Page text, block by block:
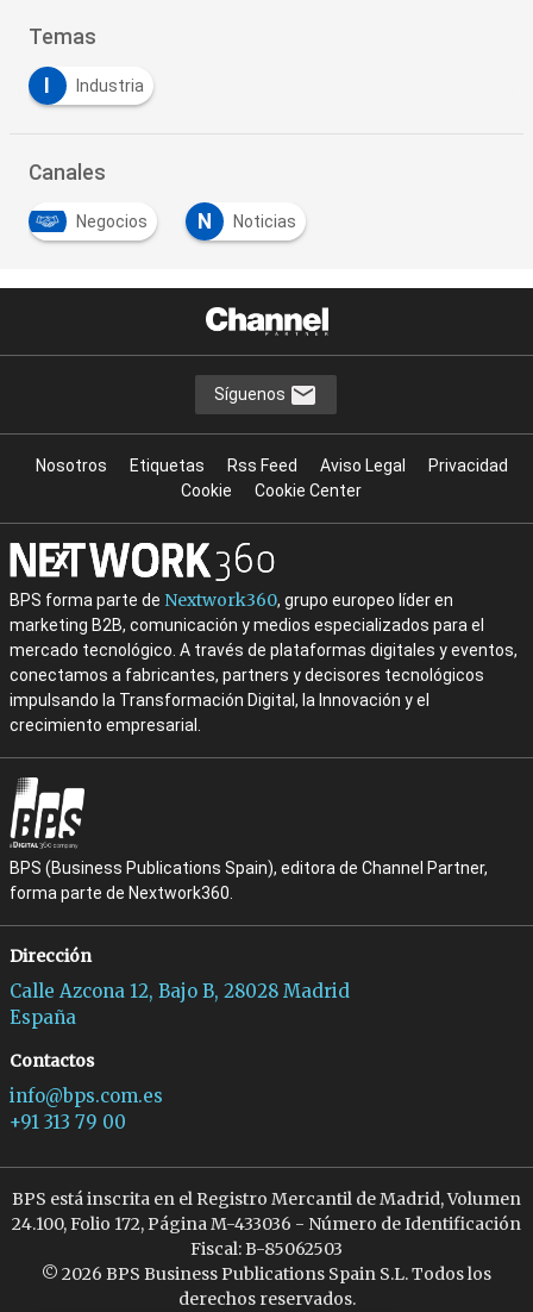
Temas
Industria
Canales
Negocios N Noticias
Síguenos
Nosotros Etiquetas Rss Feed Aviso Legal
Privacidad
Cookie
Cookie Center
BPS forma parte de Nextwork360, grupo europeo líder en
marketing B2B, comunicación y medios especializados para el
mercado tecnológico. A través de plataformas digitales y eventos,
conectamos a fabricantes, partners y decisores tecnológicos
impulsando la Transformación Digital, la Innovación y el
crecimiento empresarial.
BPS (Business Publications Spain), editora de Channel Partner,
forma parte de Nextwork360.
Dirección
Calle Azcona 12, Bajo B, 28028 Madrid
España
Contactos
info@bps.com.es
+91 313 79 00
BPS está inscrita en el Registro Mercantil de Madrid, Volumen
24.100, Folio 172, Página M-433036 - Número de Identificación
Fiscal: B-85062503
© 2026 BPS Business Publications Spain S.L. Todos los
derechos reservados.